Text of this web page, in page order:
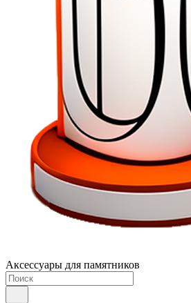
Аксессуары для памятников